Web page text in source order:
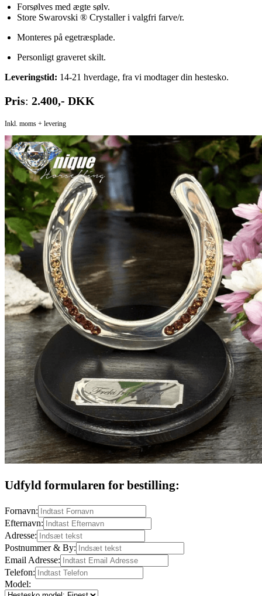
Forsølves med ægte sølv.
Store Swarovski ® Crystaller i valgfri farve/r.
Monteres på egetræsplade.
Personligt graveret skilt.
Leveringstid: 14-21 hverdage, fra vi modtager din hestesko.
Pris: 2.400,- DKK
Inkl. moms + levering
Udfyld formularen for bestilling:
Fornavn:
Efternavn:
Adresse:
Postnummer & By:
Email Adresse:
Telefon:
Model: